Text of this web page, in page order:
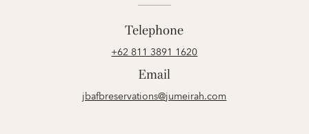
Telephone
+62 811 3891 1620
Email
jbafbreservations@jumeirah.com